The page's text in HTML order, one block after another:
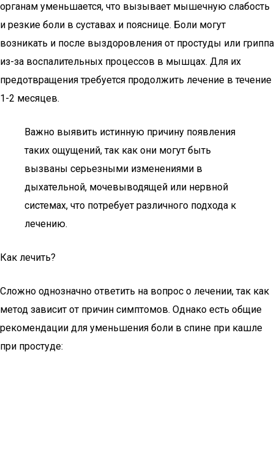
органам уменьшается, что вызывает мышечную слабость
и резкие боли в суставах и пояснице. Боли могут
возникать и после выздоровления от простуды или гриппа
из-за воспалительных процессов в мышцах. Для их
предотвращения требуется продолжить лечение в течение
1-2 месяцев.
Важно выявить истинную причину появления
таких ощущений, так как они могут быть
вызваны серьезными изменениями в
дыхательной, мочевыводящей или нервной
системах, что потребует различного подхода к
лечению.
Как лечить?
Сложно однозначно ответить на вопрос о лечении, так как
метод зависит от причин симптомов. Однако есть общие
рекомендации для уменьшения боли в спине при кашле
при простуде: